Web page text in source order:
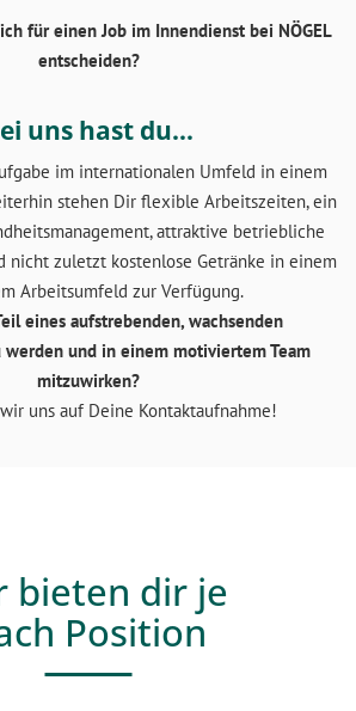
für einen Job im Innendienst bei NÖGEL
entscheiden?
uns hast du…
im internationalen Umfeld in einem
stehen Dir flexible Arbeitszeiten, ein
attraktive betriebliche
nicht zuletzt kostenlose Getränke in einem
Arbeitsumfeld zur Verfügung.
eines aufstrebenden, wachsenden
werden und in einem motiviertem Team
mitzuwirken?
uns auf Deine Kontaktaufnahme!
bieten dir je
Position